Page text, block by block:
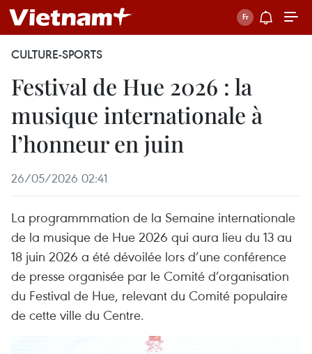
CULTURE-SPORTS
Festival de Hue 2026 : la
musique internationale à
l’honneur en juin
26/05/2026 02:41
La programmmation de la Semaine internationale
de la musique de Hue 2026 qui aura lieu du 13 au
18 juin 2026 a été dévoilée lors d’une conférence
de presse organisée par le Comité d’organisation
du Festival de Hue, relevant du Comité populaire
de cette ville du Centre.